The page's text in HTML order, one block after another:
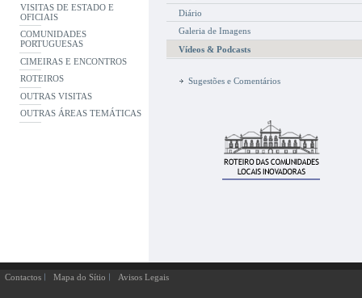
VISITAS DE ESTADO E
OFICIAIS
COMUNIDADES
PORTUGUESAS
CIMEIRAS E ENCONTROS
ROTEIROS
OUTRAS VISITAS
OUTRAS ÁREAS TEMÁTICAS
Diário
Galeria de Imagens
Vídeos & Podcasts
Sugestões e Comentários
Contactos Mapa do Sítio Avisos Legais